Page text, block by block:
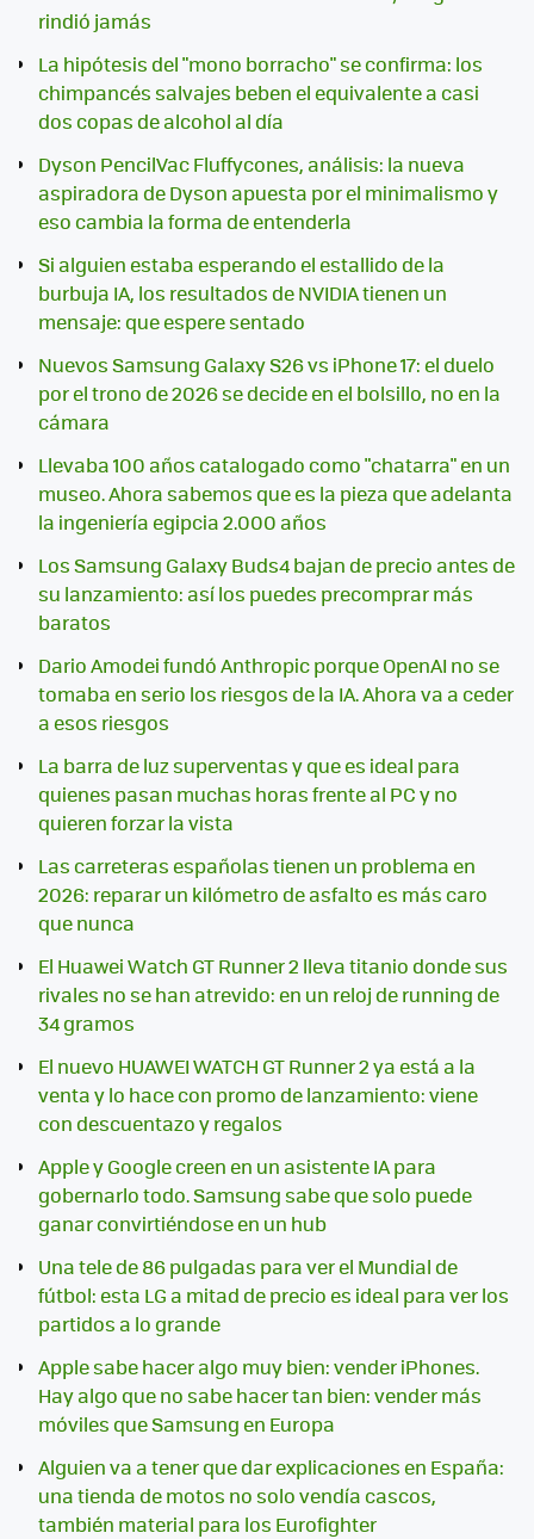
rindió jamás
La hipótesis del "mono borracho" se confirma: los
chimpancés salvajes beben el equivalente a casi
dos copas de alcohol al día
Dyson PencilVac Fluffycones, análisis: la nueva
aspiradora de Dyson apuesta por el minimalismo y
eso cambia la forma de entenderla
Si alguien estaba esperando el estallido de la
burbuja IA, los resultados de NVIDIA tienen un
mensaje: que espere sentado
Nuevos Samsung Galaxy S26 vs iPhone 17: el duelo
por el trono de 2026 se decide en el bolsillo, no en la
cámara
Llevaba 100 años catalogado como "chatarra" en un
museo. Ahora sabemos que es la pieza que adelanta
la ingeniería egipcia 2.000 años
Los Samsung Galaxy Buds4 bajan de precio antes de
su lanzamiento: así los puedes precomprar más
baratos
Dario Amodei fundó Anthropic porque OpenAI no se
tomaba en serio los riesgos de la IA. Ahora va a ceder
a esos riesgos
La barra de luz superventas y que es ideal para
quienes pasan muchas horas frente al PC y no
quieren forzar la vista
Las carreteras españolas tienen un problema en
2026: reparar un kilómetro de asfalto es más caro
que nunca
El Huawei Watch GT Runner 2 lleva titanio donde sus
rivales no se han atrevido: en un reloj de running de
34 gramos
El nuevo HUAWEI WATCH GT Runner 2 ya está a la
venta y lo hace con promo de lanzamiento: viene
con descuentazo y regalos
Apple y Google creen en un asistente IA para
gobernarlo todo. Samsung sabe que solo puede
ganar convirtiéndose en un hub
Una tele de 86 pulgadas para ver el Mundial de
fútbol: esta LG a mitad de precio es ideal para ver los
partidos a lo grande
Apple sabe hacer algo muy bien: vender iPhones.
Hay algo que no sabe hacer tan bien: vender más
móviles que Samsung en Europa
Alguien va a tener que dar explicaciones en España:
una tienda de motos no solo vendía cascos,
también material para los Eurofighter